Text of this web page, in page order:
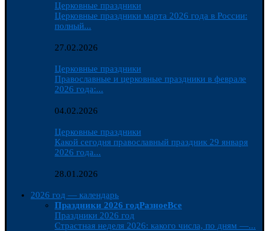
Церковные праздники
Церковные праздники марта 2026 года в России:
полный...
27.02.2026
Церковные праздники
Православные и церковные праздники в феврале
2026 года:...
04.02.2026
Церковные праздники
Какой сегодня православный праздник 29 января
2026 года...
28.01.2026
2026 год — календарь
Праздники 2026 годРазноеВсе
Праздники 2026 год
Страстная неделя 2026: какого числа, по дням —...